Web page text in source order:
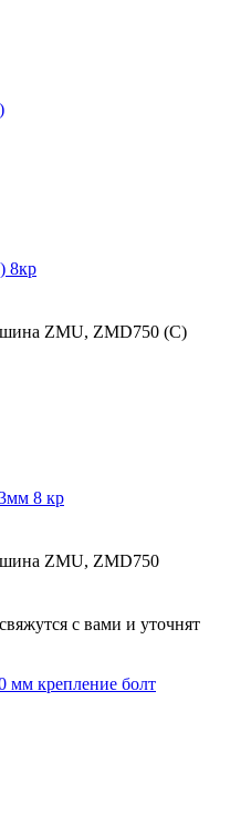
8кр
ZMU, ZMD750 (C)
8 кр
ZMU, ZMD750
с вами и уточнят
мм крепление болт